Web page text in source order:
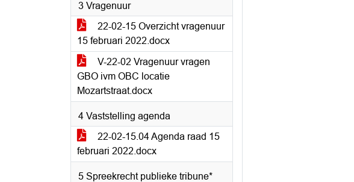
3 Vragenuur
22-02-15 Overzicht vragenuur
15 februari 2022.docx
V-22-02 Vragenuur vragen
GBO ivm OBC locatie
Mozartstraat.docx
4 Vaststelling agenda
22-02-15.04 Agenda raad 15
februari 2022.docx
5 Spreekrecht publieke tribune*